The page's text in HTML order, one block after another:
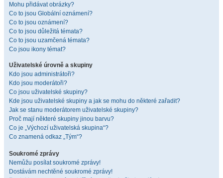
Mohu přidávat obrázky?
Co to jsou Globální oznámení?
Co to jsou oznámení?
Co to jsou důležitá témata?
Co to jsou uzamčená témata?
Co jsou ikony témat?
Uživatelské úrovně a skupiny
Kdo jsou administrátoři?
Kdo jsou moderátoři?
Co jsou uživatelské skupiny?
Kde jsou uživatelské skupiny a jak se mohu do některé zařadit?
Jak se stanu moderátorem uživatelské skupiny?
Proč mají některé skupiny jinou barvu?
Co je „Výchozí uživatelská skupina“?
Co znamená odkaz „Tým“?
Soukromé zprávy
Nemůžu posílat soukromé zprávy!
Dostávám nechtěné soukromé zprávy!